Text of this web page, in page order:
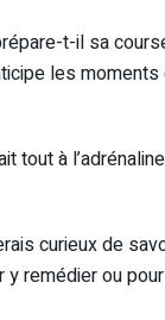
t-il sa
les
tout à
curieux de
remédier ou